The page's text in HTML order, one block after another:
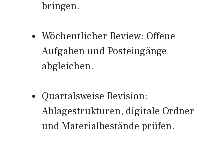
bringen.
Wöchentlicher Review: Offene
Aufgaben und Posteingänge
abgleichen.
Quartalsweise Revision:
Ablagestrukturen, digitale Ordner
und Materialbestände prüfen.